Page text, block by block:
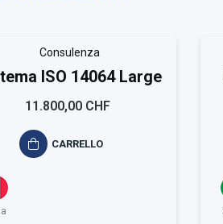
Consulenza
ISO 14064 Large
11.800,00 CHF
CARRELLO